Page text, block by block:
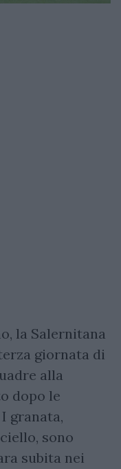
la Salernitana
giornata di
alla
dopo le
granata,
sono
subita nei